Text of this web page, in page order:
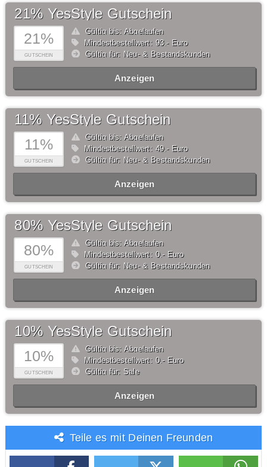
21%
GUTSCHEIN
21% YesStyle Gutschein
Gültig bis: Abgelaufen
Mindestbestellwert: 93,- Euro
Gültig für: Neu- & Bestandskunden
Anzeigen
11%
GUTSCHEIN
11% YesStyle Gutschein
Gültig bis: Abgelaufen
Mindestbestellwert: 49,- Euro
Gültig für: Neu- & Bestandskunden
Anzeigen
80%
GUTSCHEIN
80% YesStyle Gutschein
Gültig bis: Abgelaufen
Mindestbestellwert: 0,- Euro
Gültig für: Neu- & Bestandskunden
Anzeigen
10%
GUTSCHEIN
10% YesStyle Gutschein
Gültig bis: Abgelaufen
Mindestbestellwert: 0,- Euro
Gültig für: Sale
Anzeigen
Teile es mit Deinen Freunden